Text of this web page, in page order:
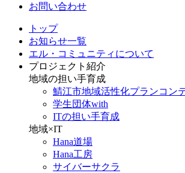
お問い合わせ
トップ
お知らせ一覧
エル・コミュニティについて
プロジェクト紹介
地域の担い手育成
鯖江市地域活性化プランコン
学生団体with
ITの担い手育成
地域×IT
Hana道場
Hana工房
サイバーサクラ